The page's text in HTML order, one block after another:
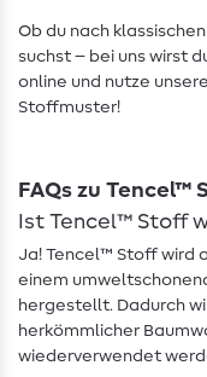
Ob du nach
suchst – bei uns wirst
online und nutze
Stoffmuster!
FAQs zu Tencel™
Ist Tencel™ Stoff
Ja! Tencel™ Stoff wird
einem
hergestellt. Dadurch
herkömmlicher
wiederverwendet